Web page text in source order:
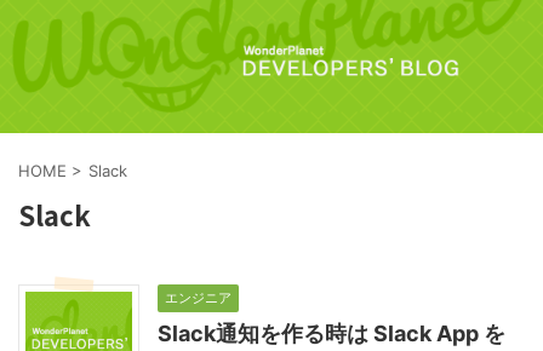
HOME > Slack
Slack
エンジニア
Slack通知を作る時は Slack App を